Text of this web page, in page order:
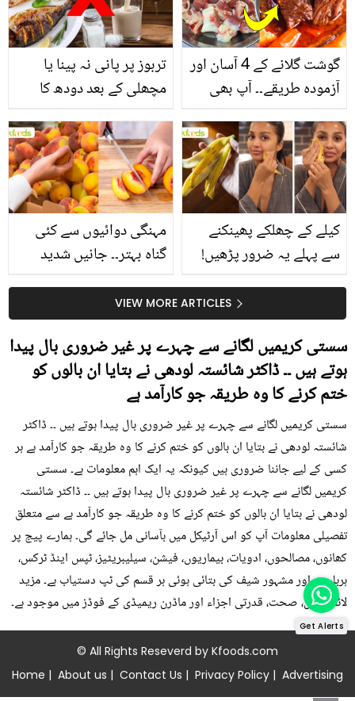
تربوز پر پانی نہ پینا یا
مچھلی کے بعد دودھ کا
سے متعلق غلط فہمیوں کی
حقیقت کیا ہے اور افواہ
کیا؟
گوشت گلانے کے 4 آسان اور
آزمودہ طریقے۔۔ آپ بھی
بتائے راز
مہنگی دوائیوں سے کئی
گناہ بہتر۔۔ جانیں شدید
کیوں کھانا چاہیے؟
کیلے کے چھلکے پھینکنے
سے پہلے یہ ضرور پڑھیں!
سستا اور قدرتی حلVIEW MORE ARTICLES
سستی کریمیں لگانے سے چہرے پر غیر ضروری بال پیدا
ہوتے ہیں ۔۔ ڈاکٹر شائستہ لودھی نے بتایا ان بالوں کو
ختم کرنے کا وہ طریقہ جو کارآمد ہے
سستی کریمیں لگانے سے چہرے پر غیر ضروری بال پیدا ہوتے ہیں ۔۔ ڈاکٹر
شائستہ لودھی نے بتایا ان بالوں کو ختم کرنے کا وہ طریقہ جو کارآمد ہے ہر
کسی کے لیے جاننا ضروری ہیں کیونکہ یہ ایک اہم معلومات ہے۔ سستی
کریمیں لگانے سے چہرے پر غیر ضروری بال پیدا ہوتے ہیں ۔۔ ڈاکٹر شائستہ
لودھی نے بتایا ان بالوں کو ختم کرنے کا وہ طریقہ جو کارآمد ہے سے متعلق
تفصیلی معلومات آپ کو اس آرٹیکل میں بآسانی مل جائے گی۔ ہمارے پیج پر
کھانوں، مصالحوں، ادویات، بیماریوں، فیشن، سیلیبریٹیز، ٹپس اینڈ ٹرکس،
ہربلسٹ اور مشہور شیف کی بتائی ہوئی ہر قسم کی ٹپ دستیاب ہے۔ مزید
لائف ٹپس، صحت، قدرتی اجزاء اور ماڈرن ریمیڈی کے فوڈز میں موجود ہے۔
© All Rights Reseverd by Kfoods.com
Home | About us | Contact Us | Privacy Policy | Advertising
Get Alerts